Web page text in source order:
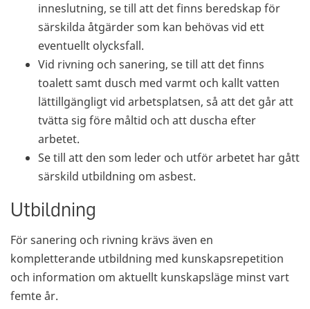
inneslutning, se till att det finns beredskap för
särskilda åtgärder som kan behövas vid ett
eventuellt olycksfall.
Vid rivning och sanering, se till att det finns
toalett samt dusch med varmt och kallt vatten
lättillgängligt vid arbetsplatsen, så att det går att
tvätta sig före måltid och att duscha efter
arbetet.
Se till att den som leder och utför arbetet har gått
särskild utbildning om asbest.
Utbildning
För sanering och rivning krävs även en
kompletterande utbildning med kunskapsrepetition
och information om aktuellt kunskapsläge minst vart
femte år.